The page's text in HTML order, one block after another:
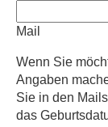
Mail
Wenn Sie
Angaben
Sie in den
das